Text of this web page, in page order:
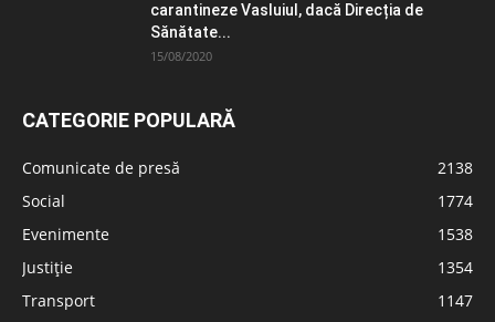
carantineze Vasluiul, dacă Direcția de
Sănătate...
15/08/2020
CATEGORIE POPULARĂ
Comunicate de presă
2138
Social
1774
Evenimente
1538
Justiție
1354
Transport
1147